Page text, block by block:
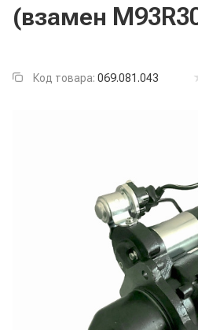
(взамен
Код товара: 069.081.043